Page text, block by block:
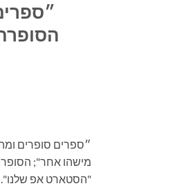
מישהו אחר";
"הסטארט אפ שלנו". 6-3-17